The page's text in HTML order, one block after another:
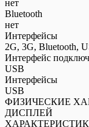
нет
Bluetooth
нет
Интерфейсы
2G, 3G, Bluetooth,
Интерфейс
USB
Интерфейсы
USB
ФИЗИЧЕСКИЕ
ДИСПЛЕЙ